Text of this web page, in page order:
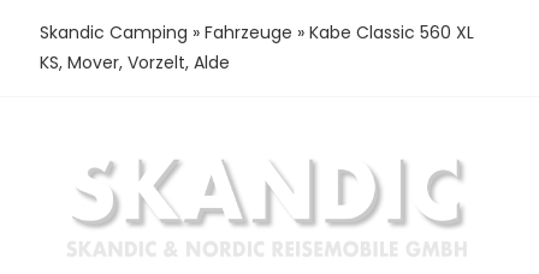
Skandic Camping » Fahrzeuge » Kabe Classic 560 XL
KS, Mover, Vorzelt, Alde